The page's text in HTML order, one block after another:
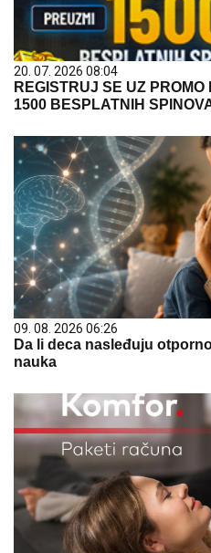
20. 07. 2026 08:04
REGISTRUJ SE UZ
1500 BESPLATNIH
09. 08. 2026 06:26
Da li deca nasleđuju
nauka